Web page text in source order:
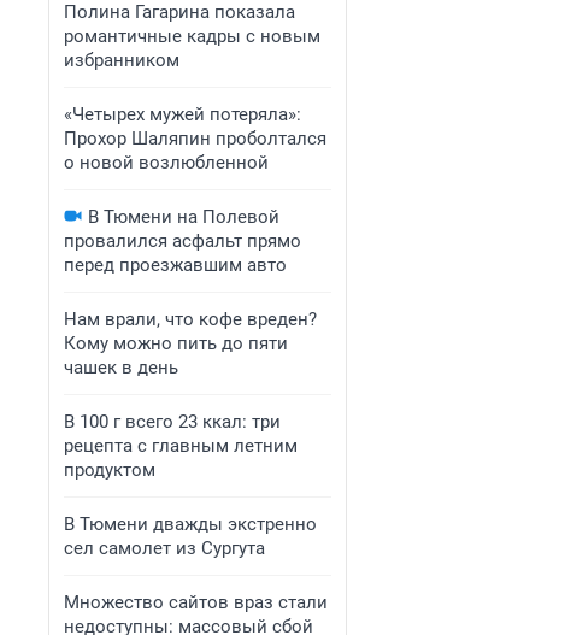
Полина Гагарина показала
романтичные кадры с новым
избранником
«Четырех мужей потеряла»:
Прохор Шаляпин проболтался
о новой возлюбленной
В Тюмени на Полевой
провалился асфальт прямо
перед проезжавшим авто
Нам врали, что кофе вреден?
Кому можно пить до пяти
чашек в день
В 100 г всего 23 ккал: три
рецепта с главным летним
продуктом
В Тюмени дважды экстренно
сел самолет из Сургута
Множество сайтов враз стали
недоступны: массовый сбой